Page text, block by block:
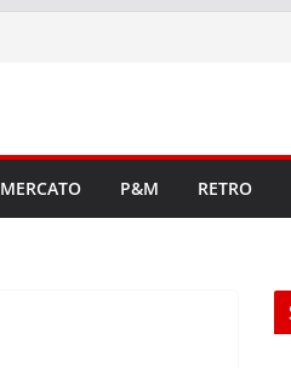
MERCATO P&M RETRO